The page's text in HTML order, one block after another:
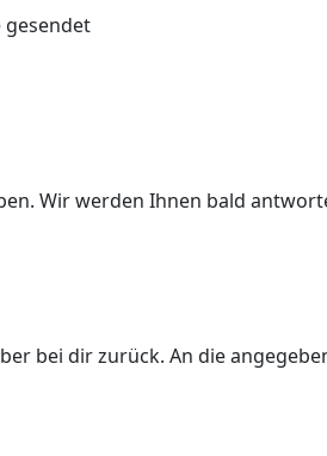
gesendet
Wir werden Ihnen bald
bei dir zurück. An die